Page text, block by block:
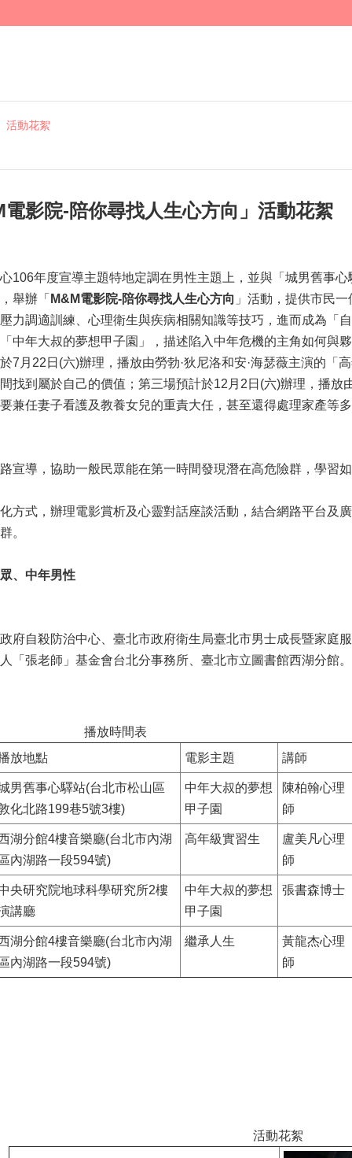
活動花絮
電影院-陪你尋找人生心方向」活動花絮
106年度宣導主題特地定調在男性主題上，並與「城男舊事
舉辦「 M&M電影院-陪你尋找人生心方向 」活動，提供市民
力調適訓練、心理衛生與疾病相關知識等技巧，進而成為「
中年大叔的夢想甲子園」，描述陷入中年危機的主角如何與
7月22日(六)辦理，播放由勞勃·狄尼洛和安·海瑟薇主演的「
找到屬於自己的價值；第三場預計於12月2日(六)辦理，播放
兼任妻子看護及教養女兒的重責大任，甚至還得處理家產等
宣導，協助一般民眾能在第一時間發現潛在高危險群，學習
方式，辦理電影賞析及心靈對話座談活動，結合網路平台及
。
、中年男性
府自殺防治中心、臺北市政府衛生局臺北市男士成長暨家庭
「張老師」基金會台北分事務所、臺北市立圖書館西湖分館。
播放時間表
放地點 電影主題 講師
男舊事心驛站(台北市松山區
化北路199巷5號3樓)
中年大叔的夢想
甲子園
陳柏翰心理
師
湖分館4樓音樂廳(台北市內湖
區內湖路一段594號)
高年級實習生
盧美凡心理
師
央研究院地球科學研究所2樓
講廳
中年大叔的夢想
甲子園
張書森博士
湖分館4樓音樂廳(台北市內湖
區內湖路一段594號)
繼承人生
黃龍杰心理
師
活動花絮